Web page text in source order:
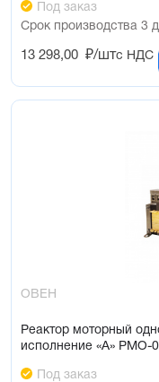
Под заказ
Срок производства 3
13 298,00 ₽/штс НДС
ОВЕН
Реактор моторный
исполнение «А» РМО-
Под заказ